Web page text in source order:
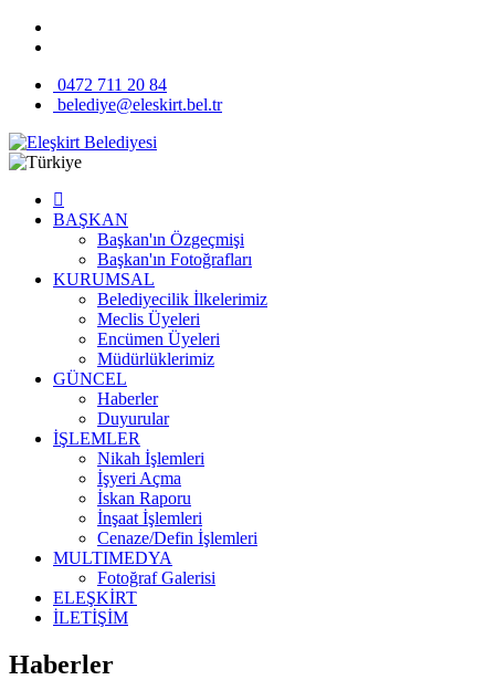
0472 711 20 84
belediye@eleskirt.bel.tr
BAŞKAN
Başkan'ın Özgeçmişi
Başkan'ın Fotoğrafları
KURUMSAL
Belediyecilik İlkelerimiz
Meclis Üyeleri
Encümen Üyeleri
Müdürlüklerimiz
GÜNCEL
Haberler
Duyurular
İŞLEMLER
Nikah İşlemleri
İşyeri Açma
İskan Raporu
İnşaat İşlemleri
Cenaze/Defin İşlemleri
MULTIMEDYA
Fotoğraf Galerisi
ELEŞKİRT
İLETİŞİM
Haberler